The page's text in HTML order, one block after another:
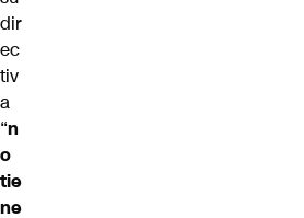
dir
ec
tiv
a
“n
o
tie
ne